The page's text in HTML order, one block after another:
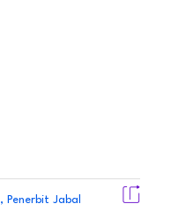
, Penerbit Jabal